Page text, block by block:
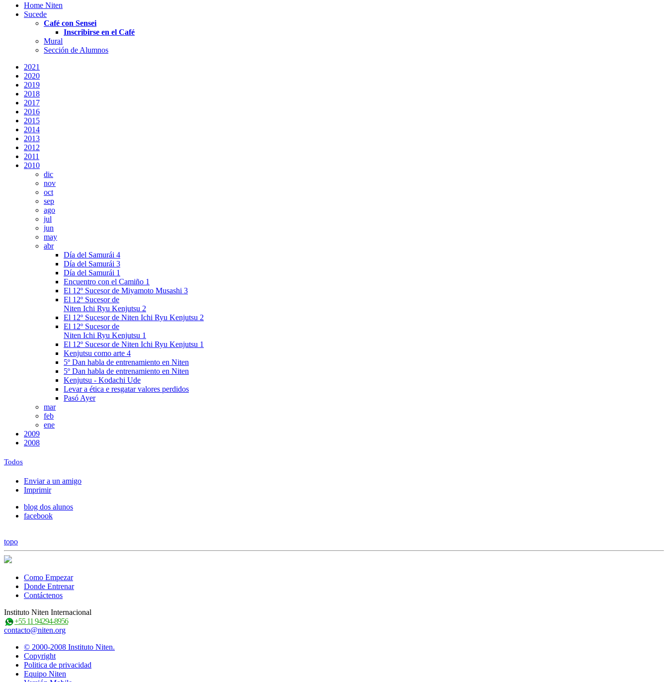
Home Niten
Sucede
Café con Sensei
Inscribirse en el Café
Mural
Sección de Alumnos
2021
2020
2019
2018
2017
2016
2015
2014
2013
2012
2011
2010
dic
nov
oct
sep
ago
jul
jun
may
abr
Día del Samurái 4
Día del Samurái 3
Día del Samurái 1
Encuentro con el Camiño 1
El 12º Sucesor de Miyamoto Musashi 3
El 12º Sucesor de
Niten Ichi Ryu Kenjutsu 2
El 12º Sucesor de Niten Ichi Ryu Kenjutsu 2
El 12º Sucesor de
Niten Ichi Ryu Kenjutsu 1
El 12º Sucesor de Niten Ichi Ryu Kenjutsu 1
Kenjutsu como arte 4
5º Dan habla de entrenamiento en Niten
5º Dan habla de entrenamiento en Niten
Kenjutsu - Kodachi Ude
Levar a ética e resgatar valores perdidos
Pasó Ayer
mar
feb
ene
2009
2008
Todos
Enviar a un amigo
Imprimir
blog dos alunos
facebook
topo
Como Empezar
Donde Entrenar
Contáctenos
Instituto Niten Internacional
+55 11 94294-8956
contacto@niten.org
© 2000-2008 Instituto Niten.
Copyright
Politica de privacidad
Equipo Niten